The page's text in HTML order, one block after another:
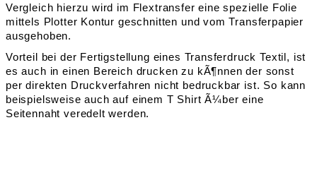
Vergleich hierzu wird im Flextransfer eine spezielle Folie
mittels Plotter Kontur geschnitten und vom Transferpapier
ausgehoben.
Vorteil bei der Fertigstellung eines Transferdruck Textil, ist
es auch in einen Bereich drucken zu kÃ¶nnen der sonst
per direkten Druckverfahren nicht bedruckbar ist. So kann
beispielsweise auch auf einem T Shirt Ã¼ber eine
Seitennaht veredelt werden.